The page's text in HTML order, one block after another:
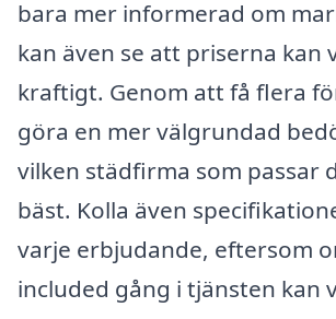
bara mer informerad om
kan även se att priserna kan
kraftigt. Genom att få flera
göra en mer välgrundad
vilken städfirma som passar
bäst. Kolla även
varje erbjudande, eftersom
included gång i tjänsten kan